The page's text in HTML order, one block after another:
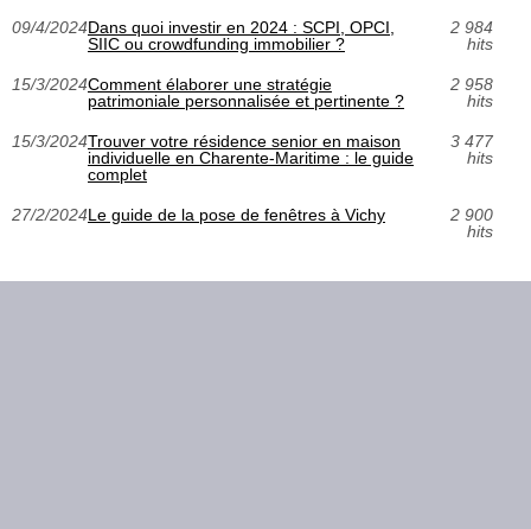
09/4/2024Dans quoi investir en 2024 : SCPI, OPCI,
SIIC ou crowdfunding immobilier ?
2 984
hits
15/3/2024Comment élaborer une stratégie
patrimoniale personnalisée et pertinente ?
2 958
hits
15/3/2024Trouver votre résidence senior en maison
individuelle en Charente-Maritime : le guide
complet
3 477
hits
27/2/2024Le guide de la pose de fenêtres à Vichy
2 900
hits